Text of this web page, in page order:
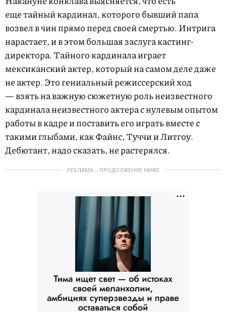
еще тайный кардинал, которого бывший папа
возвел в чин прямо перед своей смертью. Интрига
нарастает, и в этом большая заслуга кастинг-
директора. Тайного кардинала играет
мексиканский актер, который на самом деле даже
не актер. Это гениальный режиссерский ход
— взять на важную сюжетную роль неизвестного
кардинала неизвестного актера с нулевым опытом
работы в кадре и поставить его играть вместе с
такими глыбами, как Файнс, Туччи и Литгоу.
Дебютант, надо сказать, не растерялся.
РЕКЛАМА – ПРОДОЛЖЕНИЕ НИЖЕ